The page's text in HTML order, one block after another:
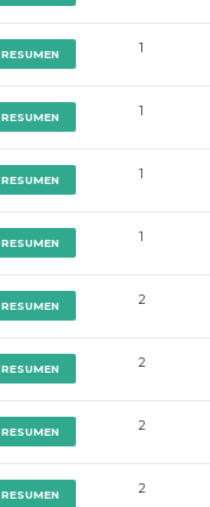
RESUMEN 1
RESUMEN 1
RESUMEN 1
RESUMEN 1
RESUMEN 2
RESUMEN 2
RESUMEN 2
RESUMEN 2